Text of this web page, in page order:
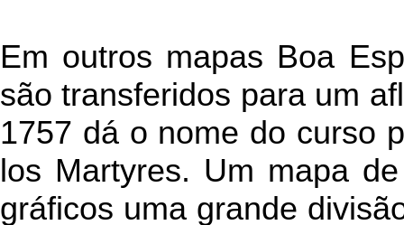
Em outros mapas Boa
são transferidos para um
1757 dá o nome do curso
los Martyres. Um mapa
gráficos uma grande